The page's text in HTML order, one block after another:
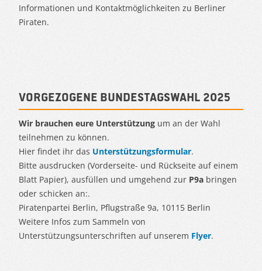
Informationen und Kontaktmöglichkeiten zu Berliner
Piraten.
Vorgezogene Bundestagswahl 2025
Wir brauchen eure Unterstützung um an der Wahl
teilnehmen zu können.
Hier findet ihr das Unterstützungsformular.
Bitte ausdrucken (Vorderseite- und Rückseite auf einem
Blatt Papier), ausfüllen und umgehend zur P9a bringen
oder schicken an:.
Piratenpartei Berlin, Pflugstraße 9a, 10115 Berlin
Weitere Infos zum Sammeln von
Unterstützungsunterschriften auf unserem Flyer.